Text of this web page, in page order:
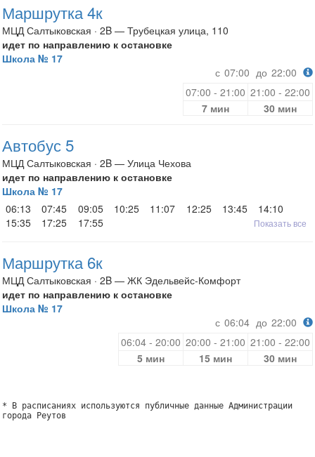
Маршрутка 4к
МЦД Салтыковская · 2B — Трубецкая улица, 110
идет по направлению к остановке
Школа № 17
с 07:00 до 22:00
07:00 - 21:00 21:00 - 22:00
7 мин
30 мин
Автобус 5
МЦД Салтыковская · 2B — Улица Чехова
идет по направлению к остановке
Школа № 17
06:13
07:45 09:05 10:25 11:07 12:25 13:45
14:10
15:35
17:25 17:55 Показать все
Маршрутка 6к
МЦД Салтыковская · 2B — ЖК Эдельвейс-Комфорт
идет по направлению к остановке
Школа № 17
с 06:04 до 22:00
06:04 - 20:00 20:00 - 21:00 21:00 - 22:00
5 мин
15 мин 30 мин
* В расписаниях используются публичные данные Администрации
города Реутов